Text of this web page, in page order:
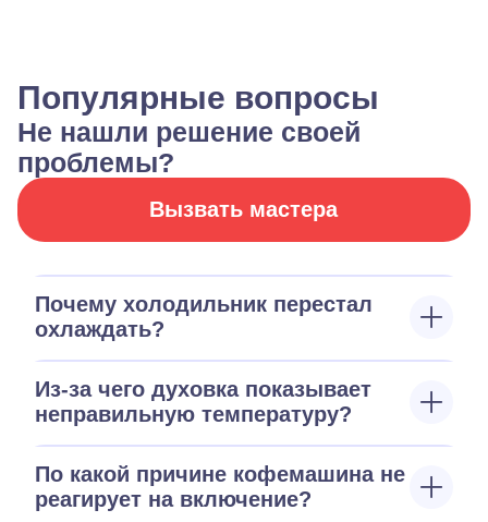
Популярные вопросы
Не нашли решение своей
проблемы?
Вызвать мастера
Почему холодильник перестал
охлаждать?
Из-за чего духовка показывает
неправильную температуру?
По какой причине кофемашина не
реагирует на включение?